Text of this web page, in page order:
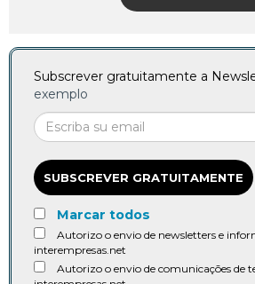
Subscrever gratuitamente a
exemplo
SUBSCREVER GRATUITAMENTE
Marcar todos
Autorizo o envio de newsletters e
interempresas.net
Autorizo o envio de comunicações de